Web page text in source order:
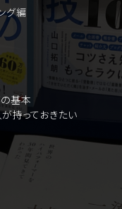
グ編
基本
持っておきたい